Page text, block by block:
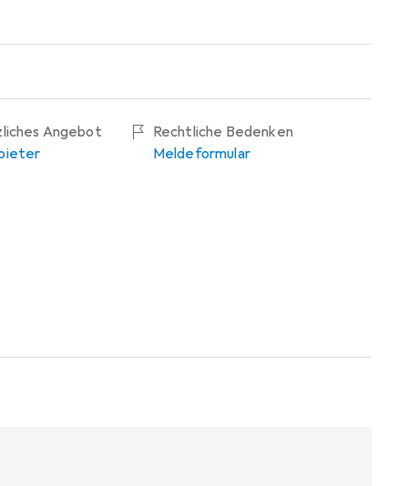
Angebot
Rechtliche Bedenken
Meldeformular